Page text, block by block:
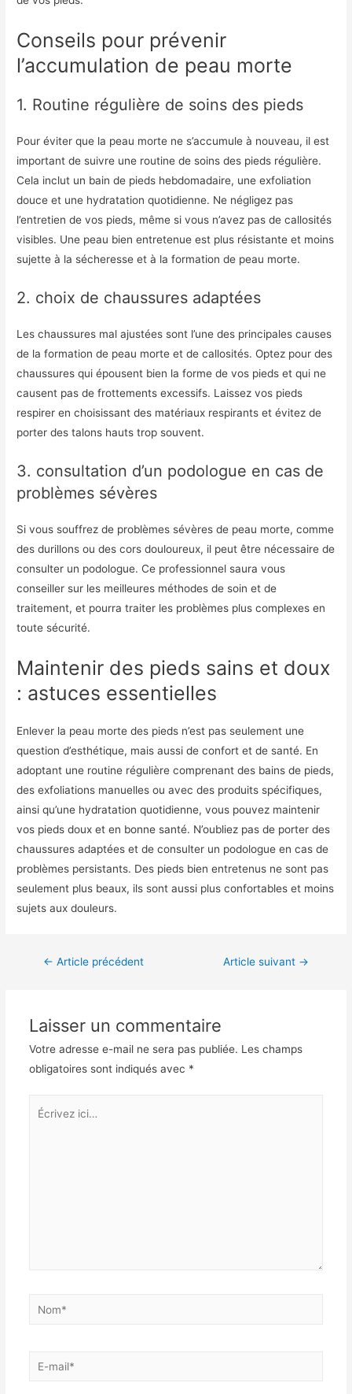
Conseils pour prévenir
l’accumulation de peau morte
1. Routine régulière de soins des pieds
Pour éviter que la peau morte ne s’accumule à nouveau, il est
important de suivre une routine de soins des pieds régulière.
Cela inclut un bain de pieds hebdomadaire, une exfoliation
douce et une hydratation quotidienne. Ne négligez pas
l’entretien de vos pieds, même si vous n’avez pas de callosités
visibles. Une peau bien entretenue est plus résistante et moins
sujette à la sécheresse et à la formation de peau morte.
2. choix de chaussures adaptées
Les chaussures mal ajustées sont l’une des principales causes
de la formation de peau morte et de callosités. Optez pour des
chaussures qui épousent bien la forme de vos pieds et qui ne
causent pas de frottements excessifs. Laissez vos pieds
respirer en choisissant des matériaux respirants et évitez de
porter des talons hauts trop souvent.
3. consultation d’un podologue en cas de
problèmes sévères
Si vous souffrez de problèmes sévères de peau morte, comme
des durillons ou des cors douloureux, il peut être nécessaire de
consulter un podologue. Ce professionnel saura vous
conseiller sur les meilleures méthodes de soin et de
traitement, et pourra traiter les problèmes plus complexes en
toute sécurité.
Maintenir des pieds sains et doux
: astuces essentielles
Enlever la peau morte des pieds n’est pas seulement une
question d’esthétique, mais aussi de confort et de santé. En
adoptant une routine régulière comprenant des bains de pieds,
des exfoliations manuelles ou avec des produits spécifiques,
ainsi qu’une hydratation quotidienne, vous pouvez maintenir
vos pieds doux et en bonne santé. N’oubliez pas de porter des
chaussures adaptées et de consulter un podologue en cas de
problèmes persistants. Des pieds bien entretenus ne sont pas
seulement plus beaux, ils sont aussi plus confortables et moins
sujets aux douleurs.
← Article précédent Article suivant →
Laisser un commentaire
Votre adresse e-mail ne sera pas publiée. Les champs
obligatoires sont indiqués avec *